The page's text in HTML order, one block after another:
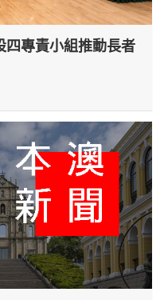
四專責小組推動長者